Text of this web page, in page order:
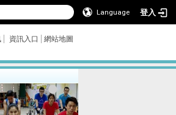
Language 登入
資訊入口 網站地圖